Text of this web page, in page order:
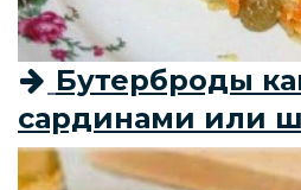
Бутерброды
сардинами или